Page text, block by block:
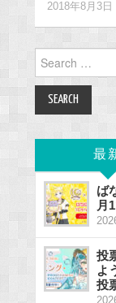
2018年8月3日
for:
最
ば
月
投
よ
投